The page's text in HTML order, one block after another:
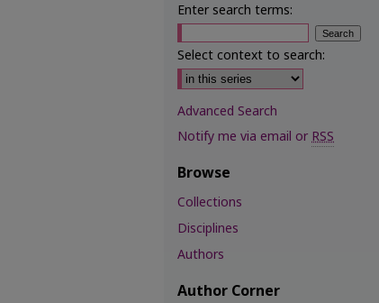
Enter search terms:
Select context to search:
Advanced Search
Notify me via email or RSS
Browse
Collections
Disciplines
Authors
Author Corner